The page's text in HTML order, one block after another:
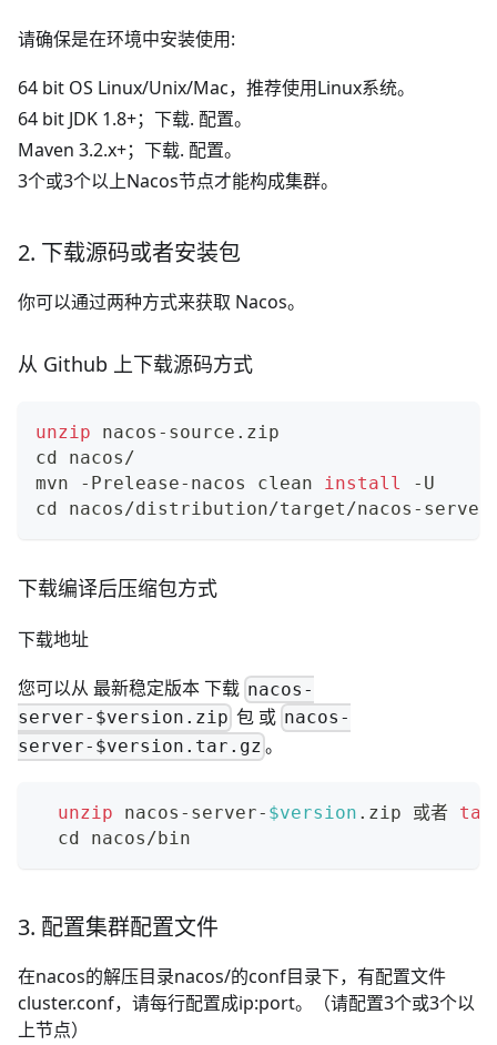
请确保是在环境中安装使用:
64 bit OS Linux/Unix/Mac，推荐使用Linux系统。
64 bit JDK 1.8+； 下载. 配置。
Maven 3.2.x+； 下载. 配置。
3个或3个以上Nacos节点才能构成集群。
2. 下载源码或者安装包
你可以通过两种方式来获取 Nacos。
从 Github 上下载源码方式
unzip nacos-source.zip
cd
nacos/
mvn -Prelease-nacos clean install
-U
cd
nacos/distribution/target/nacos-
下载编译后压缩包方式
下载地址
您可以从 最新稳定版本下载 nacos-
server-$version.zip 包 或 nacos-
server-$version.tar.gz 。
unzip nacos-server- $version .zip 或者 tar
cd
nacos/bin
3. 配置集群配置文件
在nacos的解压目录nacos/的conf目录下，有配置文件
cluster.conf，请每行配置成ip:port。（请配置3个或3个以
上节点）